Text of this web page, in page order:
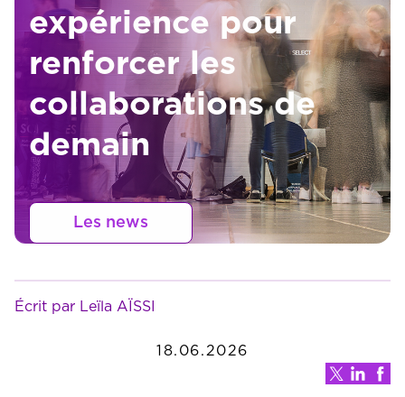
expérience pour
renforcer les
collaborations de
demain
Les news
Écrit par Leïla AÏSSI
18.06.2026